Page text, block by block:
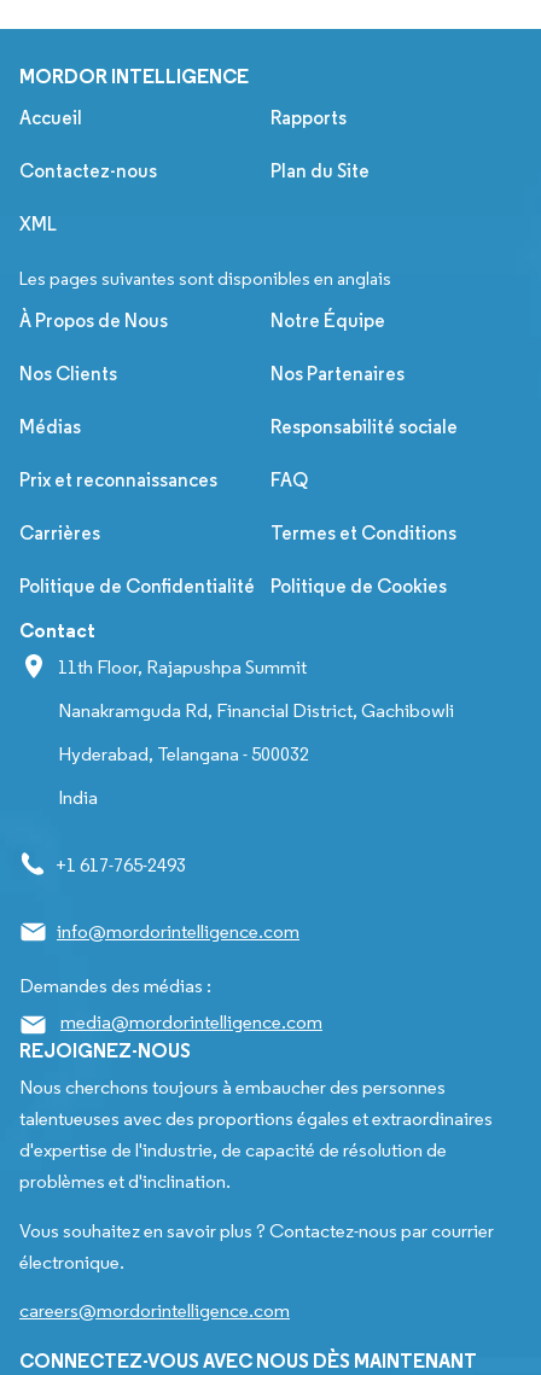
MORDOR INTELLIGENCE
Accueil Rapports
Contactez-nous Plan du Site
XML
Les pages suivantes sont disponibles en anglais
À Propos de Nous Notre Équipe
Nos Clients Nos Partenaires
Médias Responsabilité sociale
Prix et reconnaissances FAQ
Carrières Termes et Conditions
Politique de Confidentialité Politique de Cookies
Contact
11th Floor, Rajapushpa Summit
Nanakramguda Rd, Financial District, Gachibowli
Hyderabad, Telangana - 500032
India
+1 617-765-2493
info@mordorintelligence.com
Demandes des médias :
media@mordorintelligence.com
REJOIGNEZ-NOUS
Nous cherchons toujours à embaucher des personnes
talentueuses avec des proportions égales et extraordinaires
d'expertise de l'industrie, de capacité de résolution de
problèmes et d'inclination.
Vous souhaitez en savoir plus ? Contactez-nous par courrier
électronique.
careers@mordorintelligence.com
CONNECTEZ-VOUS AVEC NOUS DÈS MAINTENANT